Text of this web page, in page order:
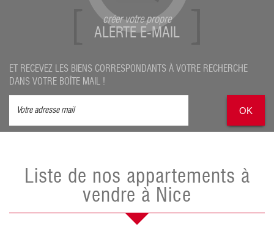
créer votre propre
ALERTE E-MAIL
ET RECEVEZ LES BIENS CORRESPONDANTS À VOTRE RECHERCHE
DANS VOTRE BOÎTE MAIL !
OK
Liste de nos appartements à
vendre à Nice